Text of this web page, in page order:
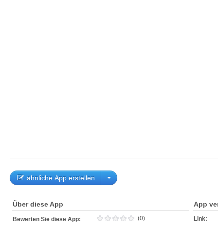
ähnliche App erstellen
Über diese App
Bewerten Sie diese App: (0)
App
Link: